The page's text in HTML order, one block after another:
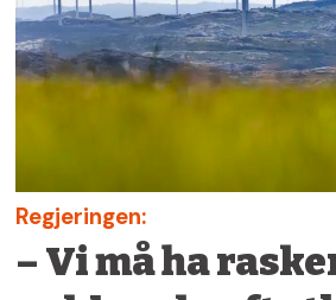
Regjeringen:
– Vi må ha